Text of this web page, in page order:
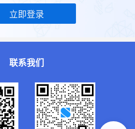
立即登录
联系我们